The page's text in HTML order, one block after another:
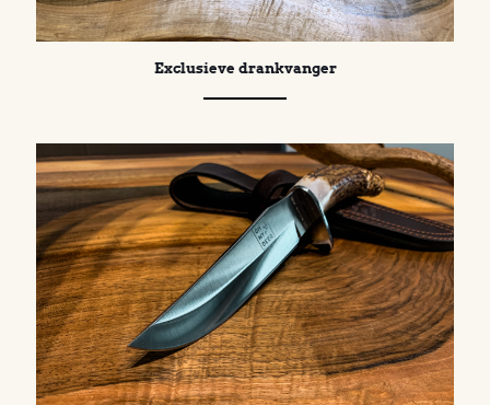
Exclusieve drankvanger